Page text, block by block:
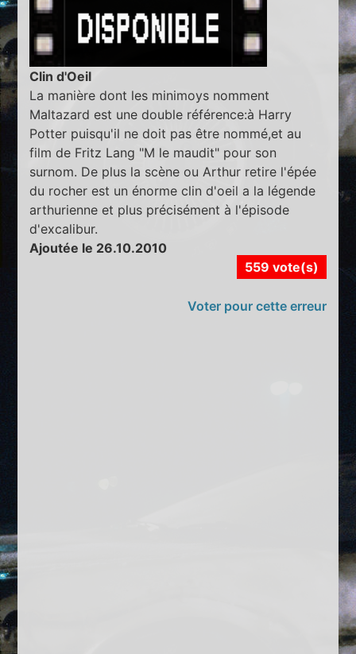
Clin d'Oeil
La manière dont les minimoys nomment
Maltazard est une double référence:à Harry
Potter puisqu'il ne doit pas être nommé,et au
film de Fritz Lang "M le maudit" pour son
surnom. De plus la scène ou Arthur retire l'épée
du rocher est un énorme clin d'oeil a la légende
arthurienne et plus précisément à l'épisode
d'excalibur.
Ajoutée le 26.10.2010
559 vote(s)
Voter pour cette erreur